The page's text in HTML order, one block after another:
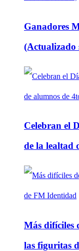
Ganadores
(Actualizado
Celebran el
de la lealtad
Más difíciles
las figuritas